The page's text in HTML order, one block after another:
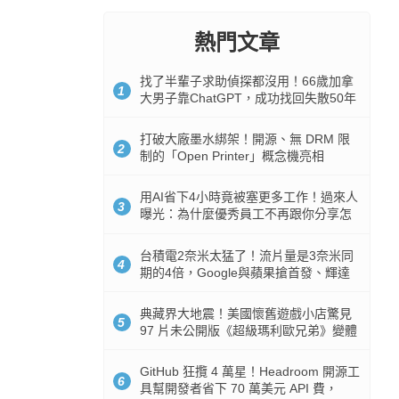
熱門文章
1
找了半輩子求助偵探都沒用！66歲加拿
大男子靠ChatGPT，成功找回失散50年
2
打破大廠墨水綁架！開源、無 DRM 限
制的「Open Printer」概念機亮相
3
用AI省下4小時竟被塞更多工作！過來人
曝光：為什麼優秀員工不再跟你分享怎
4
台積電2奈米太猛了！流片量是3奈米同
期的4倍，Google與蘋果搶首發、輝達
5
典藏界大地震！美國懷舊遊戲小店驚見
97 片未公開版《超級瑪利歐兄弟》變體
6
GitHub 狂攬 4 萬星！Headroom 開源工
具幫開發者省下 70 萬美元 API 費，